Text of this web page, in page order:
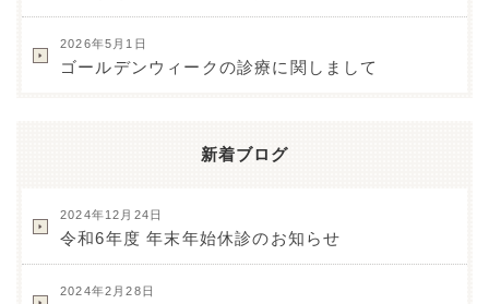
2026年5月1日
ゴールデンウィークの診療に関しまして
新着ブログ
2024年12月24日
令和6年度 年末年始休診のお知らせ
2024年2月28日